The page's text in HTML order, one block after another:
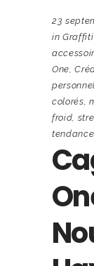
23
in
One ,
colorés
froid